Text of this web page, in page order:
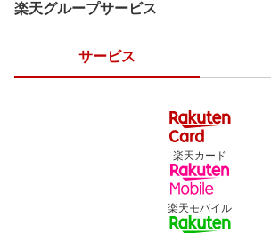
楽天グループサービス
サービス
楽天カード
楽天モバイル